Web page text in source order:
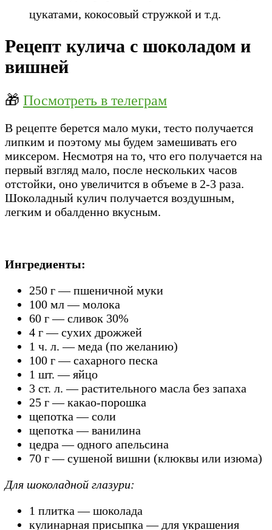
цукатами, кокосовый стружкой и т.д.
Рецепт кулича с шоколадом и
вишней
🎁 Посмотреть в телеграм
В рецепте берется мало муки, тесто получается
липким и поэтому мы будем замешивать его
миксером. Несмотря на то, что его получается на
первый взгляд мало, после нескольких часов
отстойки, оно увеличится в объеме в 2-3 раза.
Шоколадный кулич получается воздушным,
легким и обалденно вкусным.
Ингредиенты:
250 г — пшеничной муки
100 мл — молока
60 г—сливок 30%
4 г—сухих дрожжей
1 ч. л. — меда (по желанию)
100 г—сахарного песка
1 шт. — яйцо
3 ст. л. —растительного масла без запаха
25 г—какао-порошка
щепотка —соли
щепотка — ванилина
цедра — одного апельсина
70 г —сушеной вишни (клюквы или изюма)
Для шоколадной глазури:
1 плитка — шоколада
кулинарная присыпка — для украшения